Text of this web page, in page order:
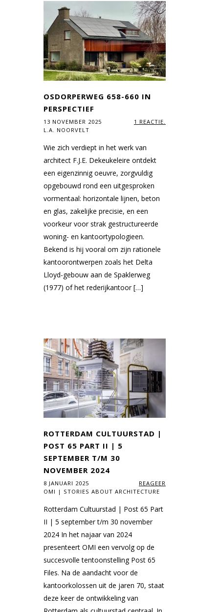
OSDORPERWEG 658-660 IN
PERSPECTIEF
13 NOVEMBER 2025
1 REACTIE.
L.A. NOORVELT
Wie zich verdiept in het werk van
architect F.J.E. Dekeukeleire ontdekt
een eigenzinnig oeuvre, zorgvuldig
opgebouwd rond een uitgesproken
vormentaal: horizontale lijnen, beton
en glas, zakelijke precisie, en een
voorkeur voor strak gestructureerde
woning- en kantoortypologieen.
Bekend is hij vooral om zijn rationele
kantoorontwerpen zoals het Delta
Lloyd-gebouw aan de Spaklerweg
(1977) of het rederijkantoor […]
ROTTERDAM CULTUURSTAD |
POST 65 PART II | 5
SEPTEMBER T/M 30
NOVEMBER 2024
8 JANUARI 2025
REAGEER
OMI | STORIES ABOUT ARCHITECTURE
Rotterdam Cultuurstad | Post 65 Part
II | 5 september t/m 30 november
2024 In het najaar van 2024
presenteert OMI een vervolg op de
succesvolle tentoonstelling Post 65
Files. Na de aandacht voor de
kantoorkolossen uit de jaren 70, staat
deze keer de ontwikkeling van